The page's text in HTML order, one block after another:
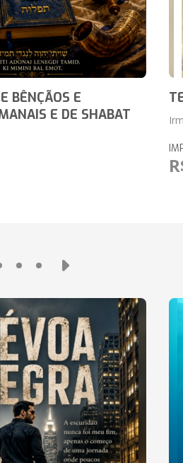
BÊNÇÃOS E
E DE SHABAT